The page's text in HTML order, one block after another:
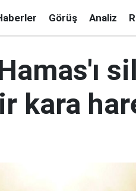
Görüş Analiz
kara